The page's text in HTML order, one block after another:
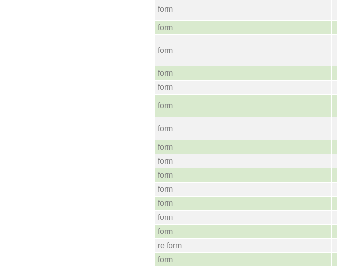
form
form
form
form
form
form
form
form
form
form
form
form
form
form
re form
form